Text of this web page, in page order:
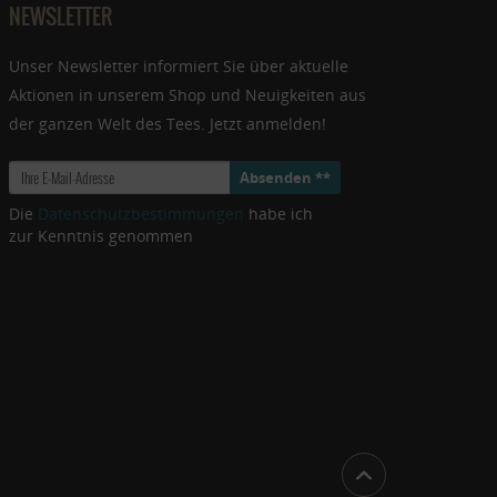
NEWSLETTER
Unser Newsletter informiert Sie über aktuelle
Aktionen in unserem Shop und Neuigkeiten aus
der ganzen Welt des Tees. Jetzt anmelden!
Absenden **
Die
habe ich
zur Kenntnis genommen